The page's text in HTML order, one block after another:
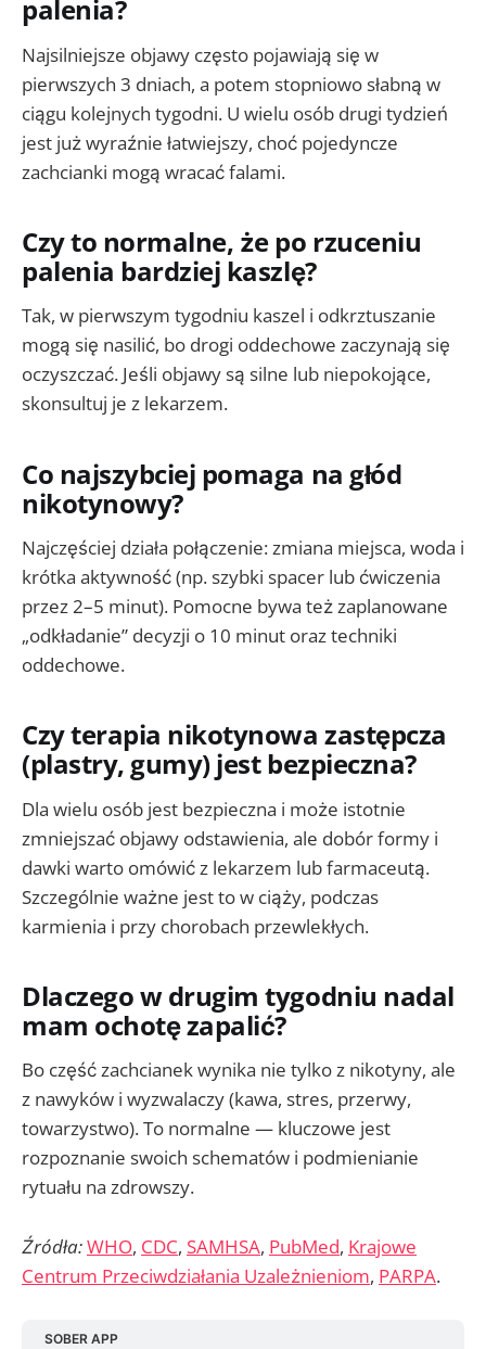
palenia?
Najsilniejsze objawy często pojawiają się w
pierwszych 3 dniach, a potem stopniowo słabną w
ciągu kolejnych tygodni. U wielu osób drugi tydzień
jest już wyraźnie łatwiejszy, choć pojedyncze
zachcianki mogą wracać falami.
Czy to normalne, że po rzuceniu
palenia bardziej kaszlę?
Tak, w pierwszym tygodniu kaszel i odkrztuszanie
mogą się nasilić, bo drogi oddechowe zaczynają się
oczyszczać. Jeśli objawy są silne lub niepokojące,
skonsultuj je z lekarzem.
Co najszybciej pomaga na głód
nikotynowy?
Najczęściej działa połączenie: zmiana miejsca, woda i
krótka aktywność (np. szybki spacer lub ćwiczenia
przez 2–5 minut). Pomocne bywa też zaplanowane
„odkładanie” decyzji o 10 minut oraz techniki
oddechowe.
Czy terapia nikotynowa zastępcza
(plastry, gumy) jest bezpieczna?
Dla wielu osób jest bezpieczna i może istotnie
zmniejszać objawy odstawienia, ale dobór formy i
dawki warto omówić z lekarzem lub farmaceutą.
Szczególnie ważne jest to w ciąży, podczas
karmienia i przy chorobach przewlekłych.
Dlaczego w drugim tygodniu nadal
mam ochotę zapalić?
Bo część zachcianek wynika nie tylko z nikotyny, ale
z nawyków i wyzwalaczy (kawa, stres, przerwy,
towarzystwo). To normalne — kluczowe jest
rozpoznanie swoich schematów i podmienianie
rytuału na zdrowszy.
Źródła:WHO, CDC, SAMHSA, PubMed, Krajowe
Centrum Przeciwdziałania Uzależnieniom, PARPA.
SOBER APP